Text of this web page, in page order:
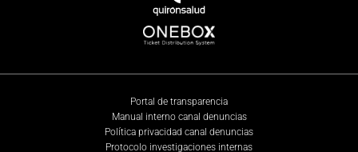
Portal de transparencia
Manual interno canal denuncias
Política privacidad canal denuncias
Protocolo investigaciones internas